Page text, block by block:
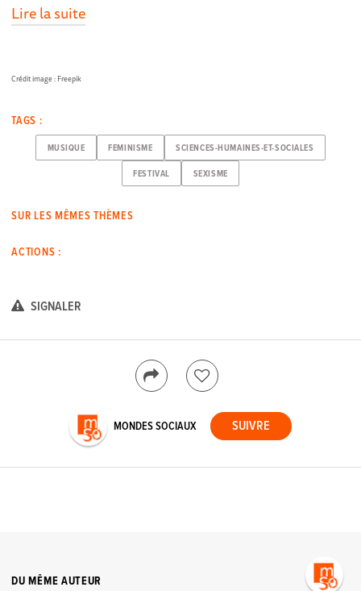
Lire la suite
Crédit image : Freepik
TAGS :
MUSIQUE FEMINISME SCIENCES-HUMAINES-ET-SOCIALES
FESTIVAL SEXISME
SUR LES MÊMES THÈMES
ACTIONS :
SIGNALER
MONDES SOCIAUX
DU MÊME AUTEUR